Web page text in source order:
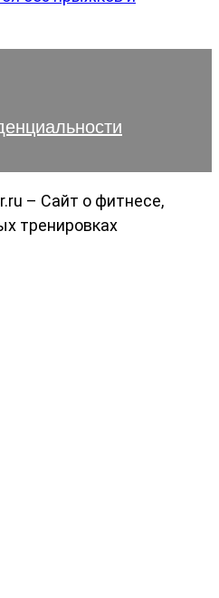
– Сайт о фитнесе,
тренировках